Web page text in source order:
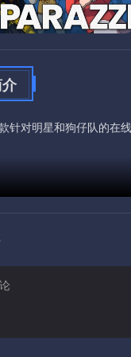
针对明星和狗仔队的在